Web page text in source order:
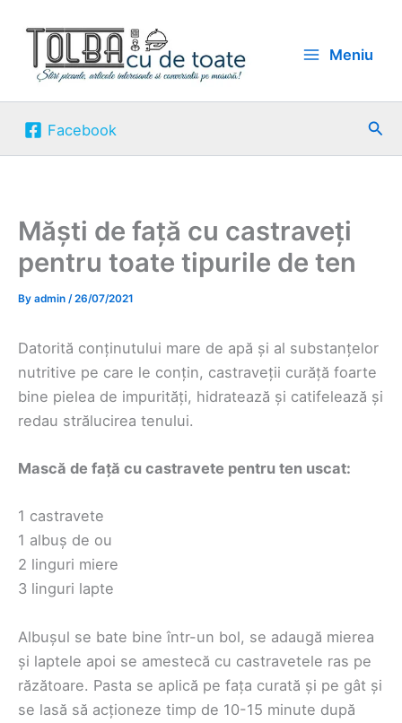
content
Meniu
Facebook
Măști de față cu castraveți
pentru toate tipurile de ten
By admin /26/07/2021
Datorită conținutului mare de apă și al substanțelor
nutritive pe care le conțin, castraveții curăță foarte
bine pielea de impurități, hidratează și catifelează și
redau strălucirea tenului.
Mască de față cu castravete pentru ten uscat:
1 castravete
1 albuș de ou
2 linguri miere
3 linguri lapte
Albușul se bate bine într-un bol, se adaugă mierea
și laptele apoi se amestecă cu castravetele ras pe
răzătoare. Pasta se aplică pe fața curată și pe gât și
se lasă să acționeze timp de 10-15 minute după